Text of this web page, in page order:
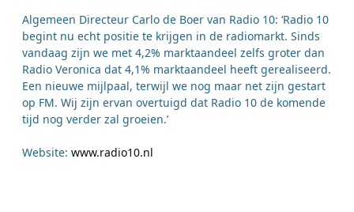
Algemeen Directeur Carlo de Boer van Radio 10: ‘Radio 10
begint nu echt positie te krijgen in de radiomarkt. Sinds
vandaag zijn we met 4,2% marktaandeel zelfs groter dan
Radio Veronica dat 4,1% marktaandeel heeft gerealiseerd.
Een nieuwe mijlpaal, terwijl we nog maar net zijn gestart
op FM. Wij zijn ervan overtuigd dat Radio 10 de komende
tijd nog verder zal groeien.’
Website: www.radio10.nl